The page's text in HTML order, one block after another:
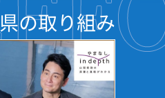
県の取り組み